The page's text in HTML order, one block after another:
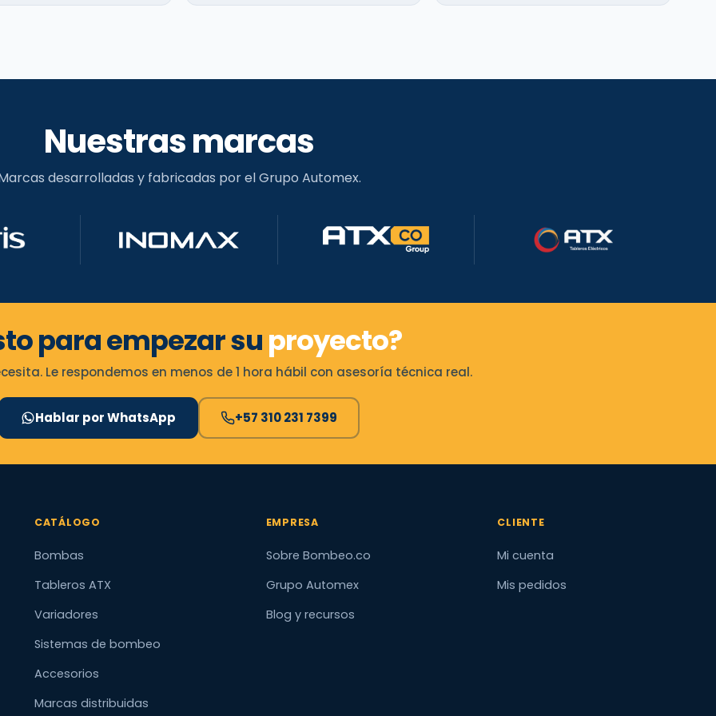
Nuestras marcas
desarrolladas y fabricadas por el Grupo Automex.
para empezar suproyecto?
Le respondemos en menos de 1 hora hábil con asesoría técnica real.
Hablar por WhatsApp +57 310 231 7399
CATÁLOGO
Bombas
Tableros ATX
Variadores
Sistemas de bombeo
Accesorios
Marcas distribuidas
EMPRESA
Sobre Bombeo.co
Grupo Automex
Blog y recursos
CLIENTE
Mi cuenta
Mis pedidos